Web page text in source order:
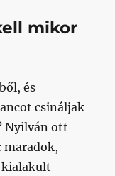
mikor
és
csináljak
Nyilván ott
kialakult